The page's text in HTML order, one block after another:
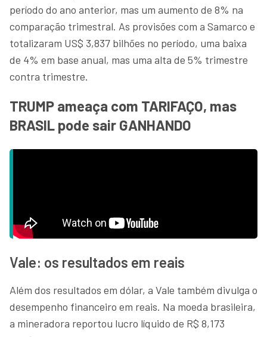
período do ano anterior, mas um aumento de 8% na
comparação trimestral. As provisões com a Samarco e
totalizaram US$ 3,837 bilhões no período, uma baixa
de 4% em base anual, mas uma alta de 5% trimestre
contra trimestre.
TRUMP ameaça com TARIFAÇO, mas
BRASIL pode sair GANHANDO
Vale: os resultados em reais
Além dos resultados em dólar, a Vale também divulga o
desempenho financeiro em reais. Na moeda brasileira,
a mineradora reportou lucro líquido de R$ 8,173